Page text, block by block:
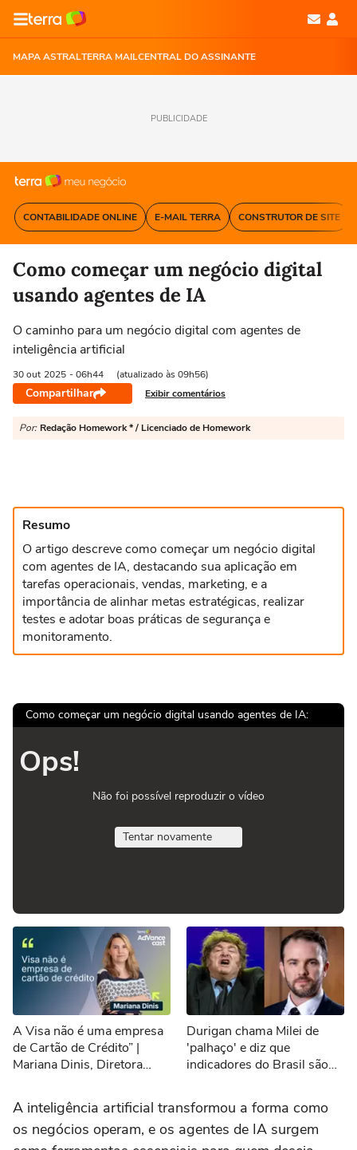
MAPA ASTRALTERRA MAILCENTRAL DO ASSINANTE
PUBLICIDADE
CONTABILIDADE ONLINE E-MAIL TERRA CONSTRUTOR DE SITE
Como começar um negócio digital
usando agentes de IA
O caminho para um negócio digital com agentes de
inteligência artificial
30 out 2025 - 06h44 (atualizado às 09h56)
Compartilhar Exibir comentários
Por: Redação Homework * / Licenciado de Homework
Resumo
O artigo descreve como começar um negócio digital
com agentes de IA, destacando sua aplicação em
tarefas operacionais, vendas, marketing, e a
importância de alinhar metas estratégicas, realizar
testes e adotar boas práticas de segurança e
monitoramento.
Como começar um negócio digital usando agentes de IA:
Ops!
Não foi possível reproduzir o vídeo
Tentar novamente
A Visa não é uma empresa
de Cartão de Crédito” |
Mariana Dinis, Diretora
Visa do Brasil
Durigan chama Milei de
'palhaço' e diz que
indicadores do Brasil são
Argentina
A inteligência artificial transformou a forma como
os negócios operam, e os agentes de IA surgem